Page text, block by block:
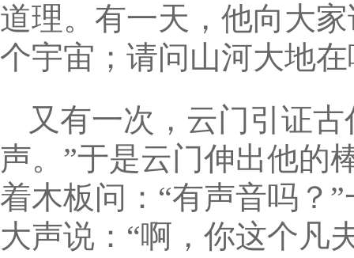
道理。有一天，他向大
个宇宙；请问山河大地
又有一次，云门引证
声。”于是云门伸出他的
着木板问：“有声音吗？
大声说：“啊，你这个凡